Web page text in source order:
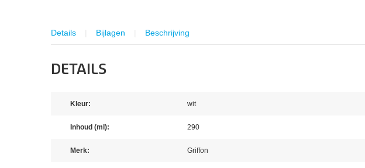
Details Bijlagen Beschrijving
DETAILS
Kleur: wit
Inhoud (ml): 290
Merk: Griffon